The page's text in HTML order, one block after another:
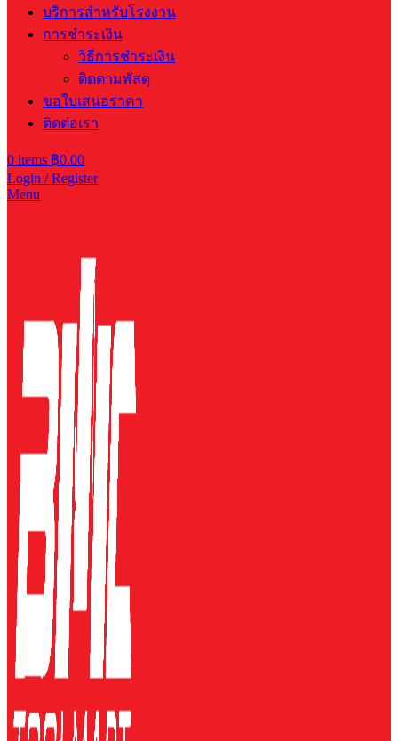
บริการสำหรับโรงงาน
การชำระเงิน
วิธีการชำระเงิน
ติดตามพัสดุ
ขอใบเสนอราคา
ติดต่อเรา
0 items ฿0.00
Login / Register
Menu